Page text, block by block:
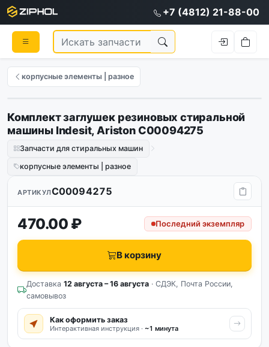
+7 (4812) 21-88-00
корпусные элементы | разное
Комплект заглушек резиновых стиральной
машины Indesit, Ariston C00094275
Запчасти для стиральных машин
корпусные элементы | разное
АРТИКУЛC00094275
470.00 ₽ Последний экземпляр
В корзину
Доставка 12 августа – 16 августа · СДЭК, Почта России,
самовывоз
Как оформить заказ
Интерактивная инструкция · ~1 минута